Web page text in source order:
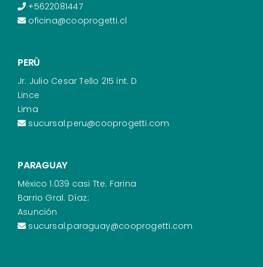
+5622081447
oficina@cooprogetti.cl
PERÙ
Jr. Julio Cesar Tello 215 int. D
Lince
Lima
sucursal.peru@cooprogetti.com
PARAGUAY
México 1.039 casi Tte. Farina
Barrio Gral. Díaz;
Asunción
sucursal.paraguay@cooprogetti.com